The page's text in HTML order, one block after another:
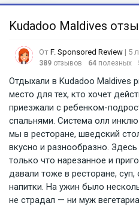
Kudadoo Maldives
От F. Sponsored Review | 5
389 отзывов 64 полезных
Отдыхали в Kudadoo Maldives
место для тех, кто хочет
приезжали с ребенком-
спальнями. Система олл
мы в ресторане, шведский
вкусно и разнообразно.
только что нарезанное и
давали тоже в ресторане,
напитки. На ужин было
не страдал — ни муж